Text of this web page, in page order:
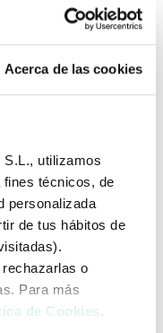
Acerca de las cookies
S.L., utilizamos
técnicos, de
personalizada
de tus hábitos de
o
Para más
de Cookies .
(+ / - 15º)
y la profundidad del
la comodidad
con éxito las
19 que lo certifica
en un vehículo.